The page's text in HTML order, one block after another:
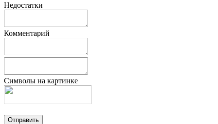
Недостатки
Комментарий
Символы на картинке